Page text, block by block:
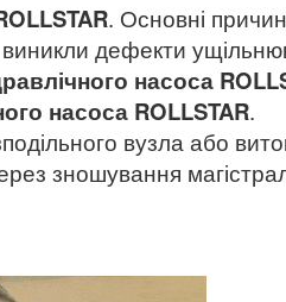
. Основні
дефекти
насоса
насоса ROLLSTAR.
вузла або
зношування